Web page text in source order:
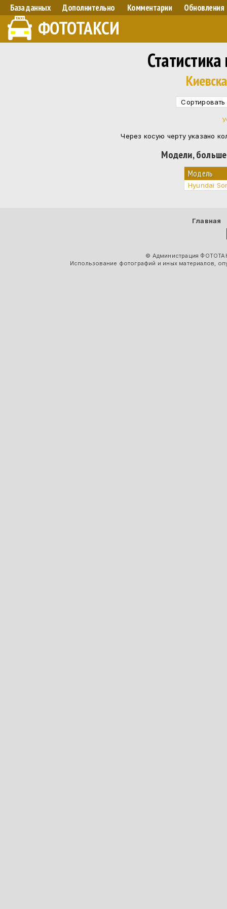
База данных Дополнительно Комментарии Обновления
ФОТОТАКСИ
Через косую черту указано
Модели,
Модель
Hyundai
Главная
© Администрация
Использование фотографий и иных материалов,